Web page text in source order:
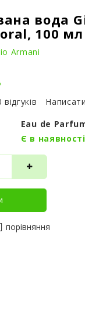
вода
100 мл
Armani
відгуків
Eau de
Є в наявності
порівняння